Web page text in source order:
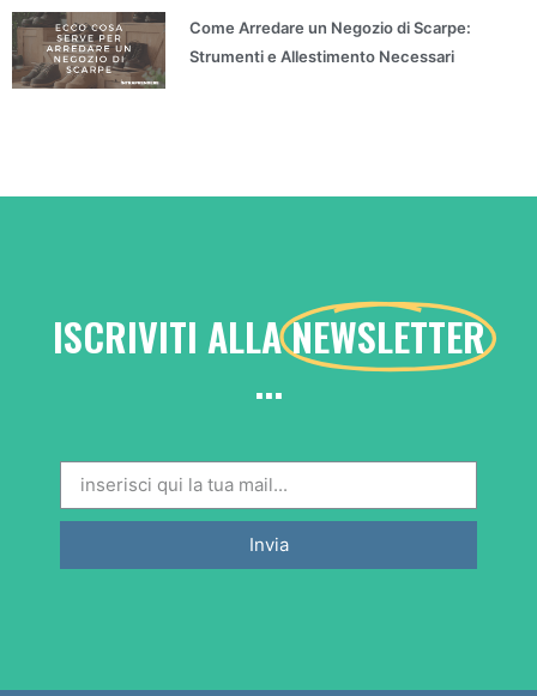
Come Arredare un Negozio di Scarpe:
Strumenti e Allestimento Necessari
ISCRIVITI ALLANEWSLETTER
...
Invia